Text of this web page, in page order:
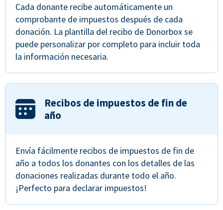
Cada donante recibe automáticamente un
comprobante de impuestos después de cada
donación. La plantilla del recibo de Donorbox se
puede personalizar por completo para incluir toda
la información necesaria.
Recibos de impuestos de fin de
año
Envía fácilmente recibos de impuestos de fin de
año a todos los donantes con los detalles de las
donaciones realizadas durante todo el año.
¡Perfecto para declarar impuestos!